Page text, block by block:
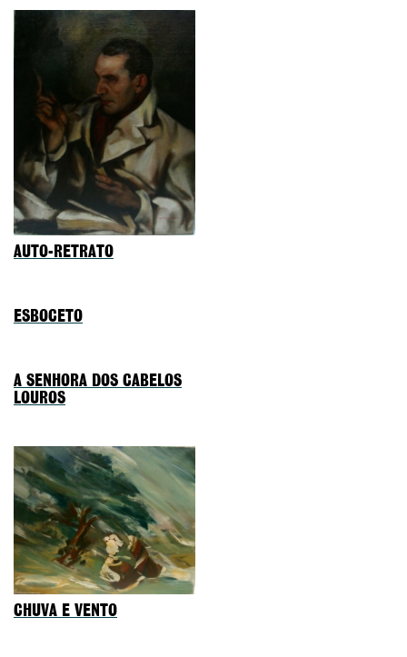
AUTO-RETRATO
ESBOCETO
A SENHORA DOS CABELOS
LOUROS
CHUVA E VENTO